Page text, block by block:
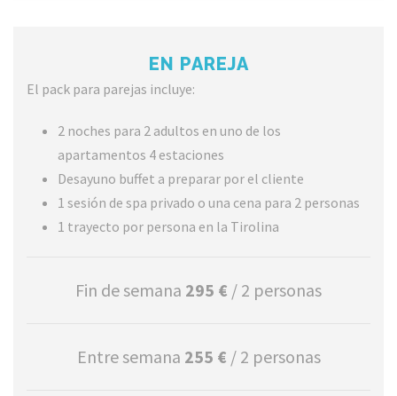
EN PAREJA
El pack para parejas incluye:
2 noches para 2 adultos en uno de los
apartamentos 4 estaciones
Desayuno buffet a preparar por el cliente
1 sesión de spa privado o una cena para 2 personas
1 trayecto por persona en la Tirolina
Fin de semana 295 € / 2 personas
Entre semana 255 € / 2 personas